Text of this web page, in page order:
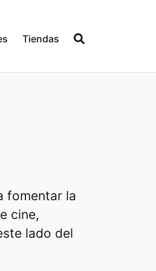
Tiendas
fomentar la
cine,
lado del